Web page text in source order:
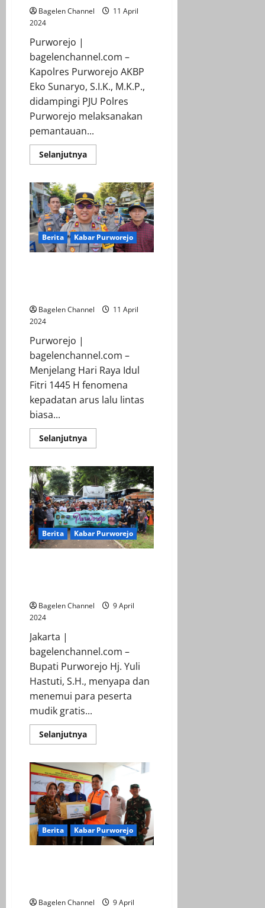
Bagelen Channel
11 April
2024
Purworejo |
bagelenchannel.com –
Kapolres Purworejo AKBP
Eko Sunaryo, S.I.K., M.K.P.,
didampingi PJU Polres
Purworejo melaksanakan
pemantauan...
SelanjutnyaRead
more
Purworejo
Pantau
Arus
Lalu
Lintas
di
Sejumlah
Titik
Berita Kabar Purworejo
Bagelen Channel
11 April
2024
Purworejo |
bagelenchannel.com –
Menjelang Hari Raya Idul
Fitri 1445 H fenomena
kepadatan arus lalu lintas
biasa...
SelanjutnyaRead
more
Rekayasa
Lalu
Lintas
Polres
Purworejo
Untuk
Urai
Kemacetan
Berita Kabar Purworejo
Bagelen Channel
9 April
2024
Jakarta |
bagelenchannel.com –
Bupati Purworejo Hj. Yuli
Hastuti, S.H., menyapa dan
menemui para peserta
mudik gratis...
SelanjutnyaRead
more
Purworejo
Temui
Pemudik
Gratis
Yang
Akan
Pulang
Ke
Purworejo
Berita Kabar Purworejo
Bagelen Channel
9 April